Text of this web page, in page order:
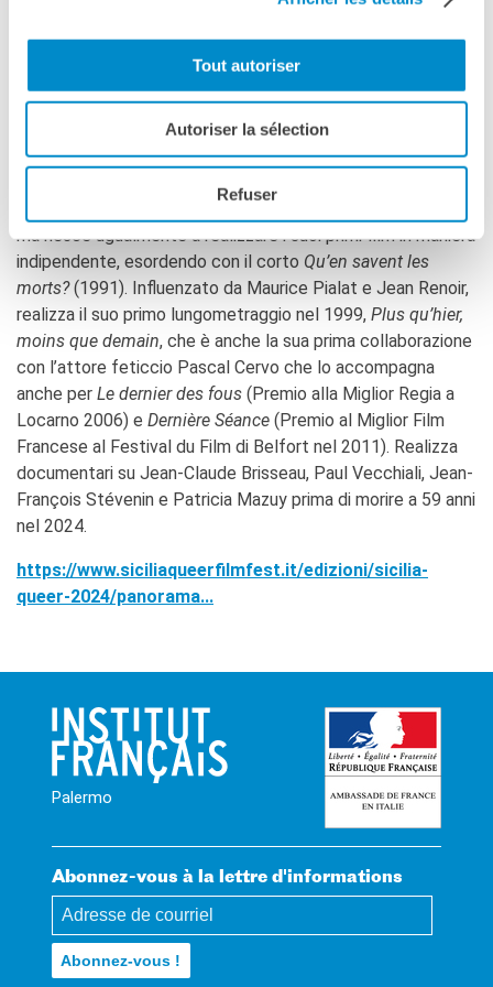
Tout autoriser
Autoriser la sélection
Refuser
evidente ma invisibile il reale motivo dello sconcerto e
dispersa opacamente in un paesaggio di quotidianità. Suoni,
colori, attese, rendono questi 9 minuti tra i film più
agghiaccianti della recente storia del cinema europeo.
Laurent Achard
ma riesce ugualmente a realizzare i suoi primi film in maniera
indipendente, esordendo con il corto Qu’en savent les
morts?(1991). Influenzato da Maurice Pialat e Jean Renoir,
realizza il suo primo lungometraggio nel 1999, Plus qu’hier,
moins que demain, che è anche la sua prima collaborazione
con l’attore feticcio Pascal Cervo che lo accompagna
anche per Le dernier des fous (Premio alla Miglior Regia a
Locarno 2006) e Dernière Séance (Premio al Miglior Film
Francese al Festival du Film di Belfort nel 2011). Realizza
documentari su Jean-Claude Brisseau, Paul Vecchiali, Jean-
François Stévenin e Patricia Mazuy prima di morire a 59 anni
nel 2024.
https://www.siciliaqueerfilmfest.it/edizioni/sicilia-
queer-2024/panorama...
Palermo
Abonnez-vous à la lettre d'informations